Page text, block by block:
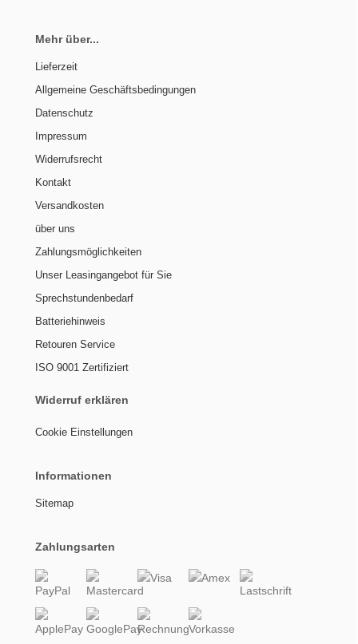
Mehr über...
Lieferzeit
Allgemeine Geschäftsbedingungen
Datenschutz
Impressum
Widerrufsrecht
Kontakt
Versandkosten
über uns
Zahlungsmöglichkeiten
Unser Leasingangebot für Sie
Sprechstundenbedarf
Batteriehinweis
Retouren Service
ISO 9001 Zertifiziert
Widerruf erklären
Cookie Einstellungen
Informationen
Sitemap
Zahlungsarten